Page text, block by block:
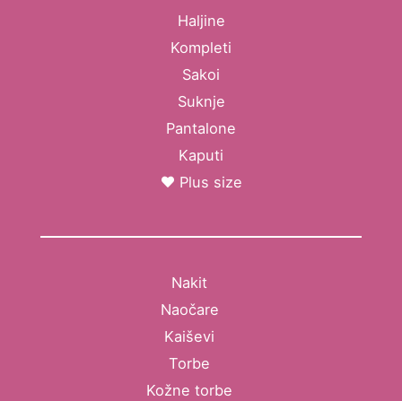
Haljine
Kompleti
Sakoi
Suknje
Pantalone
Kaputi
Plus size
Nakit
Naočare
Kaiševi
Torbe
Kožne torbe